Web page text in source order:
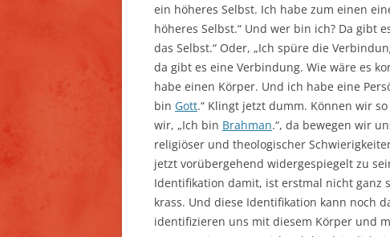
ein höheres Selbst. Ich habe zum einen
höheres Selbst.“ Und wer bin ich? Da gibt
das Selbst.“ Oder, „Ich spüre die
da gibt es eine Verbindung. Wie wäre es
habe einen Körper. Und ich habe eine
bin Gott.“ Klingt jetzt dumm. Können wir
wir, „Ich bin Brahman.“, da bewegen wir
religiöser und theologischer
jetzt vorübergehend widergespiegelt zu
Identifikation damit, ist erstmal nicht ganz
krass. Und diese Identifikation kann noch
identifizieren uns mit diesem Körper und